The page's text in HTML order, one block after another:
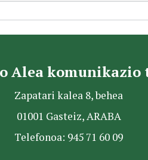
Alea komunikazio
Zapatari kalea 8, behea
01001 Gasteiz, ARABA
Telefonoa: 945 71 60 09